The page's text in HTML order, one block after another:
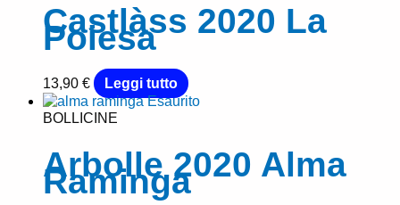
Castlàss 2020 La
Poiesa
13,90 €
Leggi tutto
Esaurito
BOLLICINE
Arbolle 2020 Alma
Raminga